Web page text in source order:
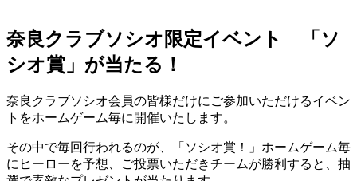
奈良クラブソシオ限定イベント 「ソ
シオ賞」が当たる！
奈良クラブソシオ会員の皆様だけにご参加いただけるイベン
トをホームゲーム毎に開催いたします。
その中で毎回行われるのが、「ソシオ賞！」ホームゲーム毎
にヒーローを予想、ご投票いただきチームが勝利すると、抽